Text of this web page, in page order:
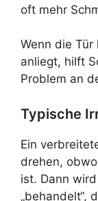
oft mehr
Wenn die Tür
anliegt, hilft
Problem an
Typische
Ein
drehen,
ist. Dann
„behandelt“,